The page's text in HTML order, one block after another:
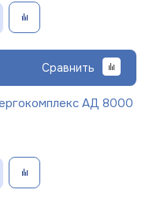
Сравнить
АД 8000